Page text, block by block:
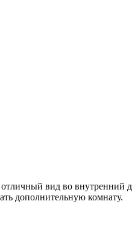
вид во внутренний
дополнительную комнату.